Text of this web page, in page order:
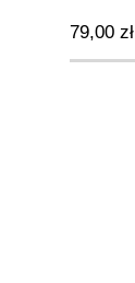
79,00 zł